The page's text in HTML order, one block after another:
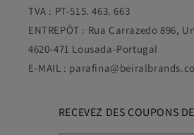
TVA : PT-515. 463. 663
ENTREPÔT : Rua Carrazedo 896,
4620-471 Lousada-Portugal
E-MAIL :
RECEVEZ DES COUPONS